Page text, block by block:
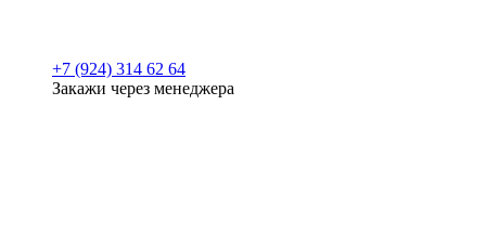
+7 (924) 314 62 64
Закажи через менеджера